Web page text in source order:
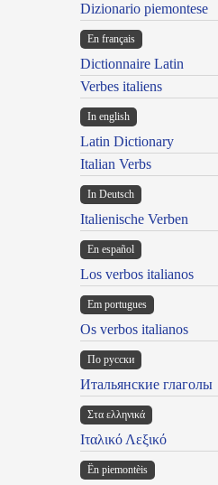
Dizionario piemontese
En français
Dictionnaire Latin
Verbes italiens
In english
Latin Dictionary
Italian Verbs
In Deutsch
Italienische Verben
En español
Los verbos italianos
Em portugues
Os verbos italianos
По русски
Итальянские глаголы
Στα ελληνικά
Ιταλικό Λεξικό
Ën piemontèis